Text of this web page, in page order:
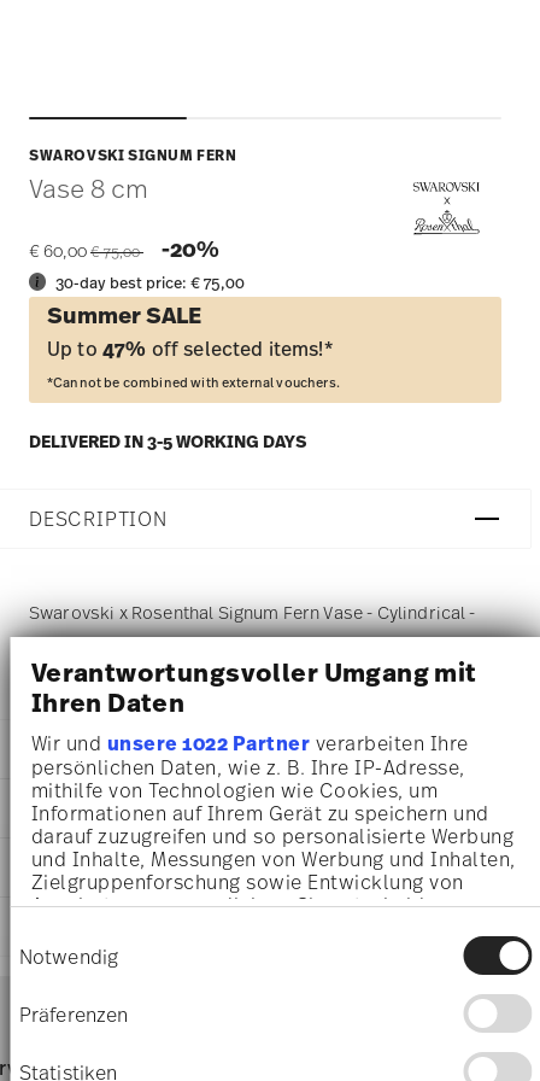
Verantwortungsvoller Umgang mit
Ihren Daten
Wir und unsere 1022 Partnerverarbeiten Ihre
persönlichen Daten, wie z. B. Ihre IP-Adresse,
mithilfe von Technologien wie Cookies, um
Informationen auf Ihrem Gerät zu speichern und
darauf zuzugreifen und so personalisierte Werbung
und Inhalte, Messungen von Werbung und Inhalten,
Zielgruppenforschung sowie Entwicklung von
Angeboten zu ermöglichen. Sie entscheiden
Sie können Ihre Einwilligung jederzeit über die
Cookie-Erklärung oder durch Klicken auf das
Privacy Trigger Symbol ändern oder widerrufen
Informationen über Ihre geografische Lage
Notwendig
Präferenzen
Statistiken
SWAROVSKI SIGNUM FERN
Vase 8 cm
€ 60,00 Price reduced from
€ 75,00 -20%
30-day best price:€ 75,00
Summer SALE
Up to 47% off selected items!*
*Cannot be combined with external vouchers.
DELIVERED IN 3-5 WORKING DAYS
DESCRIPTION
Swarovski x Rosenthal Signum Fern Vase - Cylindrical -
DETAILS
Swarovski x Rosenthal
Swarovski SIGNUM
Fern
Porcelain
Fern
DE
DIMENSIONS
5,30 cm
4,30 cm
7,90 cm
CARE AND SAFETY INFORMATION
shipping
page